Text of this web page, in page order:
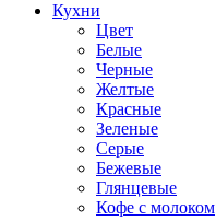
Кухни
Цвет
Белые
Черные
Желтые
Красные
Зеленые
Серые
Бежевые
Глянцевые
Кофе с молоком